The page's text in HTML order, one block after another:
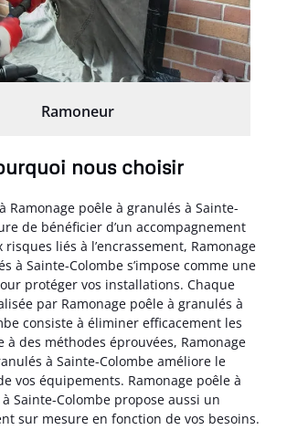
Ramoneur
nous choisir
Ramonage poêle à granulés à Sainte-
de bénéficier d’un accompagnement
risques liés à l’encrassement, Ramonage
à Sainte-Colombe s’impose comme une
protéger vos installations. Chaque
par Ramonage poêle à granulés à
consiste à éliminer efficacement les
à des méthodes éprouvées, Ramonage
à Sainte-Colombe améliore le
vos équipements. Ramonage poêle à
Sainte-Colombe propose aussi un
sur mesure en fonction de vos besoins.